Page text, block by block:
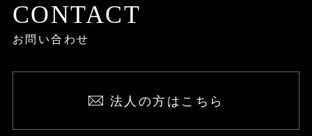
CONTACT
お問い合わせ
法人の方はこちら